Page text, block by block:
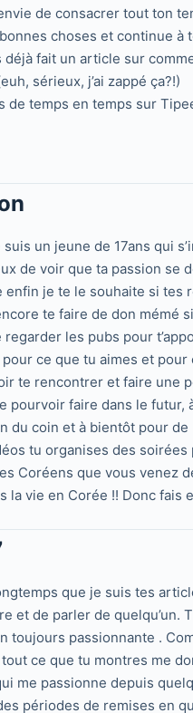
de consacrer tout ton
choses et continue à
déjà fait un article sur
sérieux, j’ai zappé ça?!)
de temps en temps sur
un jeune de 17ans qui
de voir que ta passion se
enfin je te le souhaite si tes
te faire de don mémé si
les pubs pour
ce que tu aimes et
te rencontrer et faire une
pourvoir faire dans le
du coin et à bientôt pour
tu organises des
Coréens que vous venez
la vie en Corée !! Donc fais
que je suis tes
et de parler de quelqu’un.
toujours passionnante .
ce que tu montres me
me passionne depuis
périodes de remises en